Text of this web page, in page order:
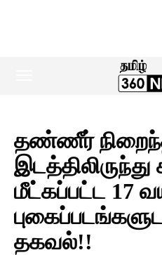
தண்ணீர்
மீட்கப்பட்ட 17
தகவல்!!